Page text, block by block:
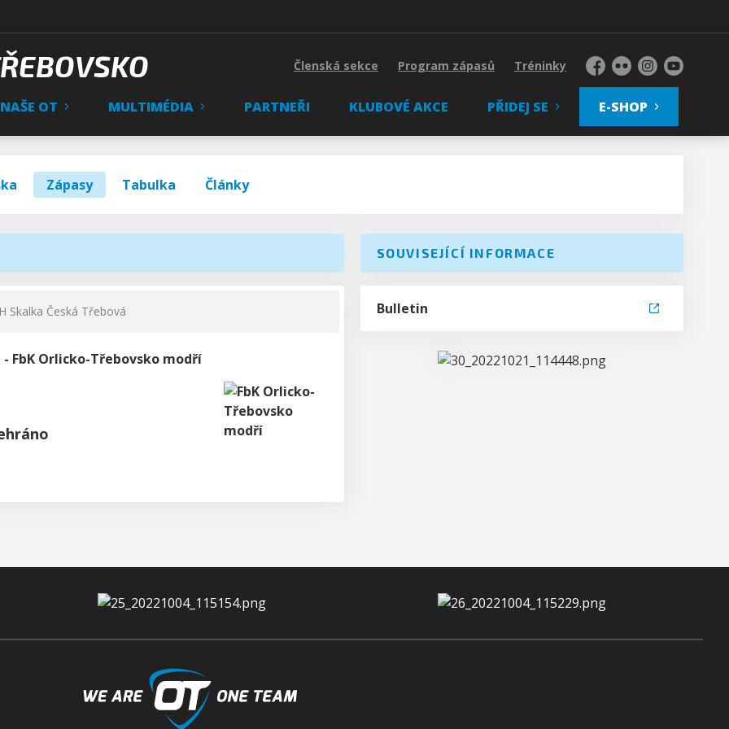
Členská sekce Program zápasů Tréninky Facebook
FlickrInstagram
YouTube
NAŠE OT MULTIMÉDIA PARTNEŘI KLUBOVÉ AKCE PŘIDEJ SE E-SHOP
Zápasy Tabulka Články
Skalka Česká Třebová
- FbK Orlicko-Třebovsko modří
SOUVISEJÍCÍ INFORMACE
Bulletin